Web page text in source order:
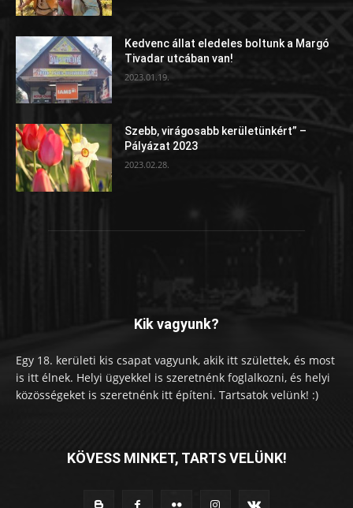
Kedvenc állat eledeles boltunk a Margó
Tivadar utcában van!
2023.01.19.
Szebb, virágosabb kerületünkért” –
Pályázat 2023
2023.02.28.
Kik vagyunk?
Egy 18. kerületi kis csapat vagyunk, akik itt születtek, és most
is itt élnek. Helyi ügyekkel is szeretnénk foglalkozni, és helyi
közösségeket is szeretnénk itt építeni. Tartsatok velünk! :)
KÖVESS MINKET, TARTS VELÜNK!